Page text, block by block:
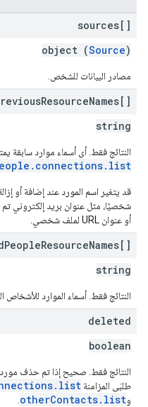
sources[]
object (Source)
مصادر البيانات للشخص.
ResourceNames[]
string
النتائج فقط. أي أسماء موارد سابقة
قد يتغير اسم المورد عند إضافة أو
شخصيًا، مثل عنوان بريد إلكتروني تم
أو عنوان URL لملف شخصي.
PeopleResourceNames[]
string
النتائج فقط. أسماء الموارد للأشخاص
deleted
boolean
النتائج فقط. صحيح إذا تم حذف
طلبَي المزامنة
وotherContacts.list